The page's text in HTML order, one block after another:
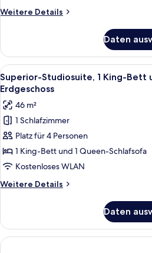
Weitere Details
Weitere
1 King-
Bett,
Erdgeschoss
Daten
Alle
Fotos
für
Superior-
Studiosuite,
1 King-
Bett
und
Schlafsofa,
Küche,
anzeigen
Ein
8
Superior-Studiosuite, 1 King-Bett
Erdgeschoss
46 m²
1 Schlafzimmer
Platz für 4 Personen
1 King-Bett und 1 Queen-Schlafsofa
Kostenloses WLAN
Weitere Details
Weitere
Studiosuite,
1 King-
Bett
Daten